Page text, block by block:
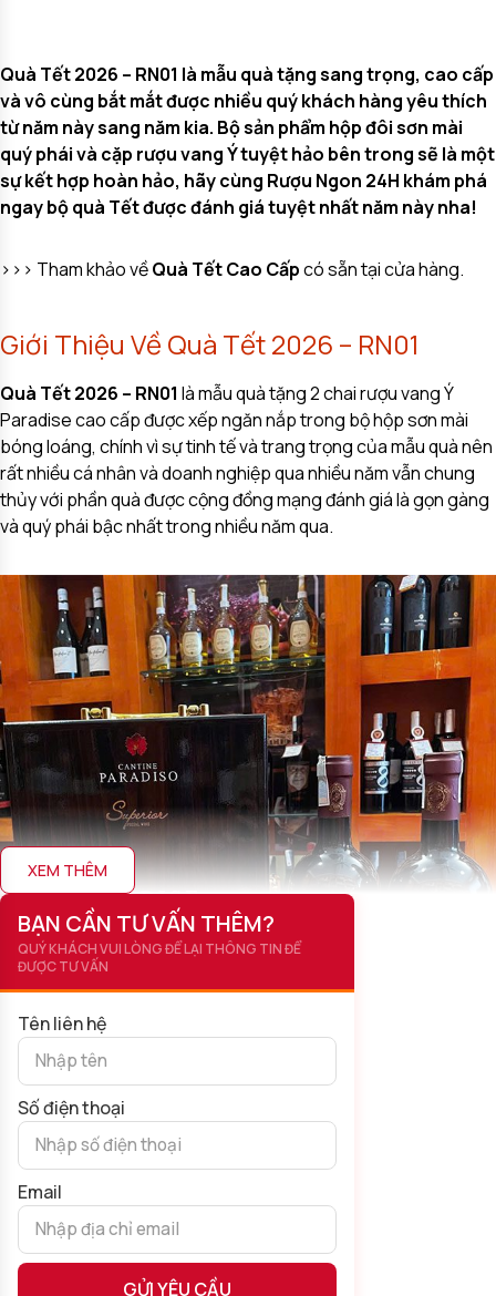
Quà Tết 2026 – RN01 là mẫu quà tặng sang trọng, cao cấp
và vô cùng bắt mắt được nhiều quý khách hàng yêu thích
từ năm này sang năm kia. Bộ sản phẩm hộp đôi sơn mài
quý phái và cặp rượu vang Ý tuyệt hảo bên trong sẽ là một
sự kết hợp hoàn hảo, hãy cùng Rượu Ngon 24H khám phá
ngay bộ quà Tết được đánh giá tuyệt nhất năm này nha!
>>> Tham khảo vềQuà Tết Cao Cấpcó sẵn tại cửa hàng.
Giới Thiệu Về Quà Tết 2026 – RN01
Quà Tết 2026 – RN01 là mẫu quà tặng 2 chai rượu vang Ý
Paradise cao cấp được xếp ngăn nắp trong bộ hộp sơn mài
bóng loáng, chính vì sự tinh tế và trang trọng của mẫu quà nên
rất nhiều cá nhân và doanh nghiệp qua nhiều năm vẫn chung
thủy với phần quà được cộng đồng mạng đánh giá là gọn gàng
và quý phái bậc nhất trong nhiều năm qua.
Không chỉ vậy, bên cạnh đồ khuy cao cấp bên trong và hộp
sơn mài được thiết kế tinh xảo, cặp rượu vang Ý đảm bảo chất
XEM THÊM
BẠN CẦN TƯ VẤN THÊM?
QUÝ KHÁCH VUI LÒNG ĐỂ LẠI THÔNG TIN ĐỂ
ĐƯỢC TƯ VẤN
Tên liên hệ
Số điện thoại
Email